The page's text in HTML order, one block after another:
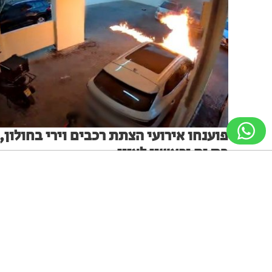
פוענחו אירועי הצתת רכבים וירי בחולון,
בת ים וראשון לציון